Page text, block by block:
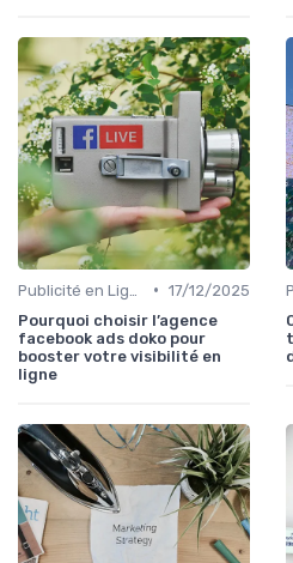
• 17/12/2025
Pourquoi choisir l’agence
facebook ads doko pour
booster votre visibilité en
ligne